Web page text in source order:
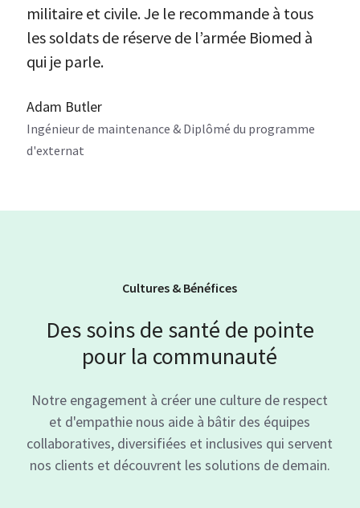
militaire et civile. Je le recommande à tous
les soldats de réserve de l’armée Biomed à
qui je parle.
Adam Butler
Ingénieur de maintenance & Diplômé du programme
d'externat
Cultures & Bénéfices
Des soins de santé de pointe
pour la communauté
Notre engagement à créer une culture de respect
et d'empathie nous aide à bâtir des équipes
collaboratives, diversifiées et inclusives qui servent
nos clients et découvrent les solutions de demain.